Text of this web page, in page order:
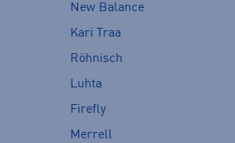
New Balance
Kari Traa
Röhnisch
Luhta
Firefly
Merrell